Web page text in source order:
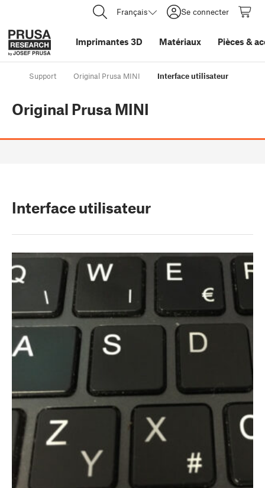
Français Se connecter
Imprimantes 3D Matériaux Pièces &
Support Original Prusa MINI Interface utilisateur
Original Prusa MINI
Interface utilisateur